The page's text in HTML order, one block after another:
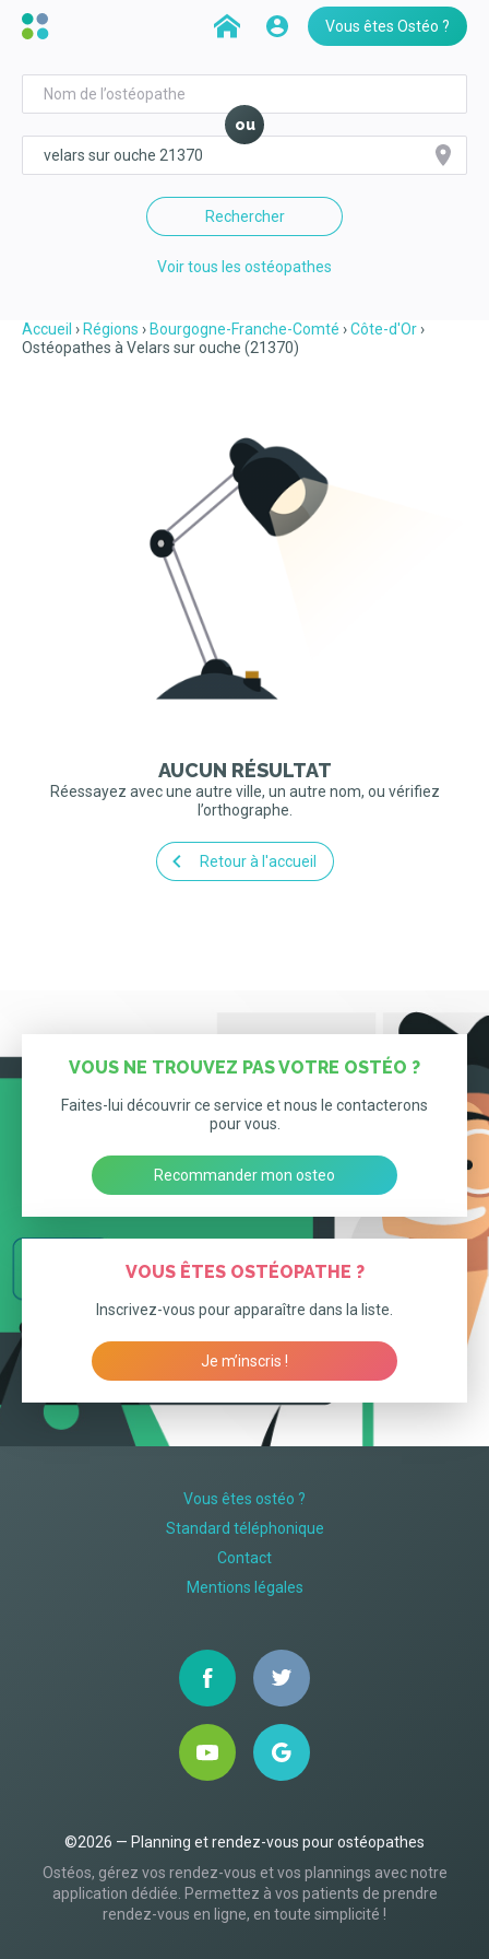
Vous êtes Ostéo ?
ou
Rechercher
Voir tous les ostéopathes
Accueil Régions Bourgogne-Franche-Comté
Côte-d'Or
Ostéopathes à Velars sur ouche (21370)
AUCUN RÉSULTAT
Réessayez avec une autre ville, un autre nom, ou vérifiez
l’orthographe.
Retour à l'accueil
VOUS NE TROUVEZ PAS VOTRE OSTÉO ?
Faites-lui découvrir ce service et nous le contacterons
pour vous.
Recommander mon osteo
VOUS ÊTES OSTÉOPATHE ?
Inscrivez-vous pour apparaître dans la liste.
Je m’inscris !
Vous êtes ostéo ?
Standard téléphonique
Contact
Mentions légales
©2026 — Planning et rendez-vous pour ostéopathes
Ostéos, gérez vos rendez-vous et vos plannings avec notre
application dédiée. Permettez à vos patients de prendre
rendez-vous en ligne, en toute simplicité !